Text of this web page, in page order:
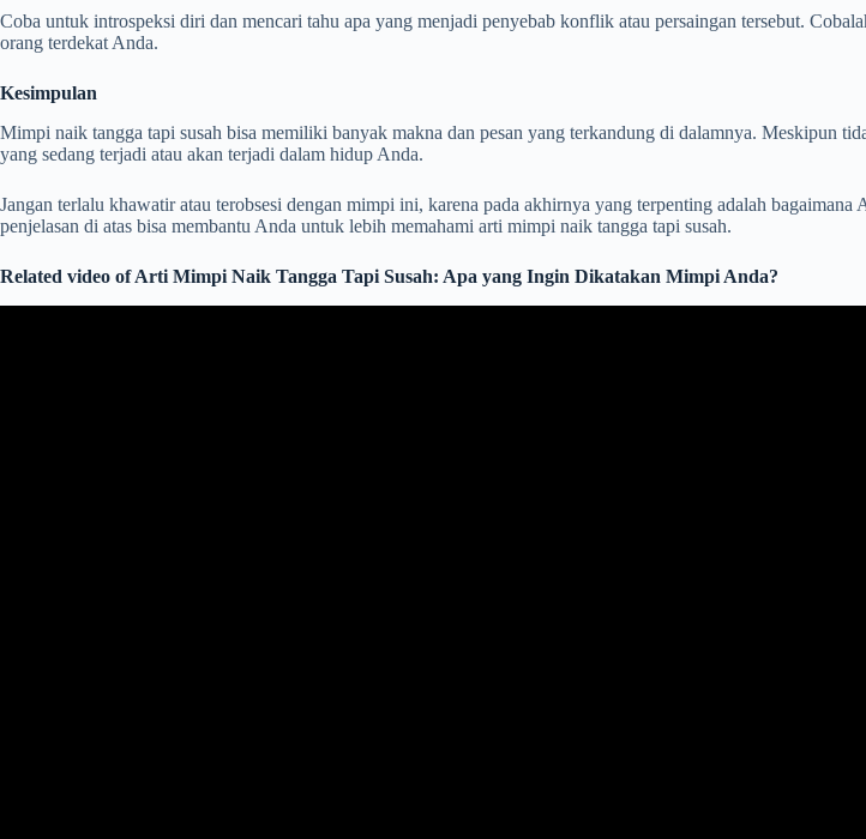
Coba untuk introspeksi diri dan mencari tahu apa yang menjadi penyebab konflik atau persaingan tersebut.
orang terdekat Anda.
Kesimpulan
Mimpi naik tangga tapi susah bisa memiliki banyak makna dan pesan yang terkandung di dalamnya. Meskipun
yang sedang terjadi atau akan terjadi dalam hidup Anda.
Jangan terlalu khawatir atau terobsesi dengan mimpi ini, karena pada akhirnya yang terpenting adalah
penjelasan di atas bisa membantu Anda untuk lebih memahami arti mimpi naik tangga tapi susah.
Related video of Arti Mimpi Naik Tangga Tapi Susah: Apa yang Ingin Dikatakan Mimpi Anda?